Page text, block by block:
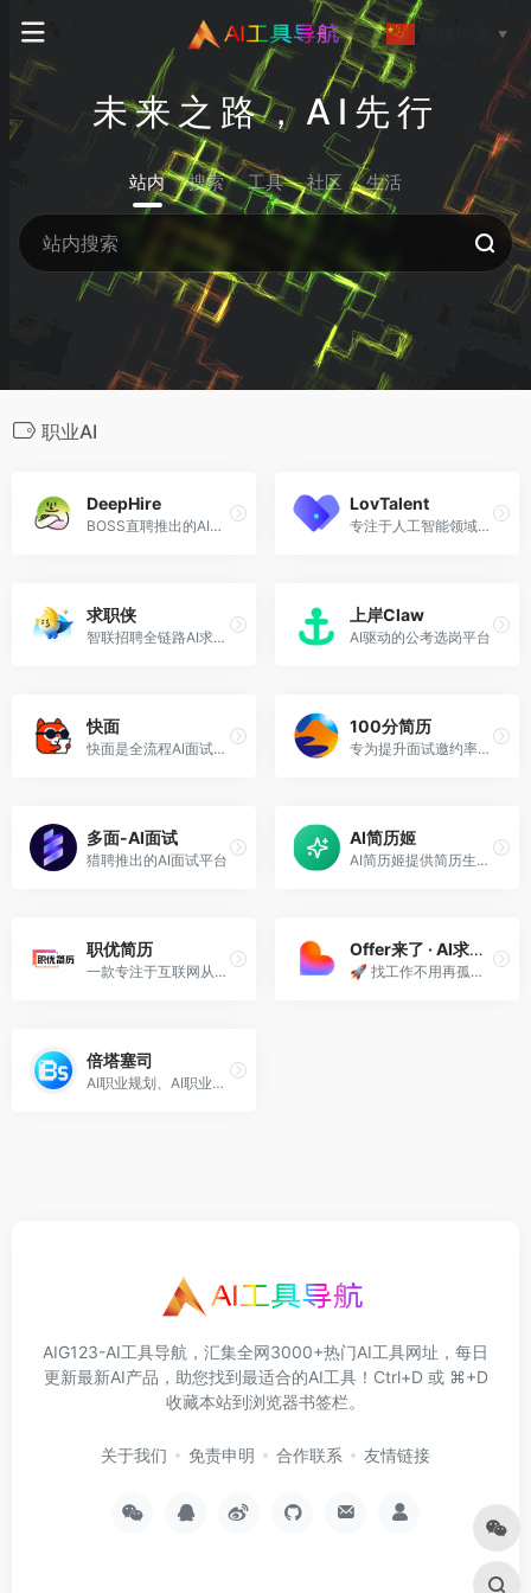
未来之路，AI先行
站内 搜索 工具 社区 生活
职业AI
DeepHire
BOSS直聘推出的AI招聘求职助手
LovTalent
专注于人工智能领域的AI求职辅助智能体平台
求职侠
智联招聘全链路AI求职托管工具，面向无暇海投的求职者，支持7×24小时AI代投简历、AI代聊。
上岸Claw
AI驱动的公考选岗平台
快面
快面是全流程AI面试助手：AI简历优化、AI模拟面试、真实面试与在线笔试的实时AI辅助。
100分简历
专为提升面试邀约率打造的AI在线简历编辑平台，内置60+套HR推荐的ATS适配简历模板，覆盖24个大行业3000+真实岗位范文。
多面-AI面试
猎聘推出的AI面试平台
AI简历姬
AI简历姬提供简历生成、优化、翻译、求职信与面试辅导，结合JD匹配与投递追踪，帮助你更快获得面试与offer。
职优简历
一款专注于互联网从业者的免费简历制作工具
Offer来了 · AI求职助手
🚀 找工作不用再孤军奋战！ AI求职 = 你的专属“职业教练+面试官+写简历达人”。 ✨ 简历不够亮眼？AI帮你精准优化！ 💡 面试紧张？AI陪你
倍塔塞司
AI职业规划、AI职业测评、定制测评、AI工具等多样化职业类AI服务。
AIG123-AI工具导航，汇集全网3000+热门AI工具网址，每日
更新最新AI产品，助您找到最适合的AI工具！Ctrl+D 或 ⌘+D
收藏本站到浏览器书签栏。
关于我们 免责申明 合作联系 友情链接
▼